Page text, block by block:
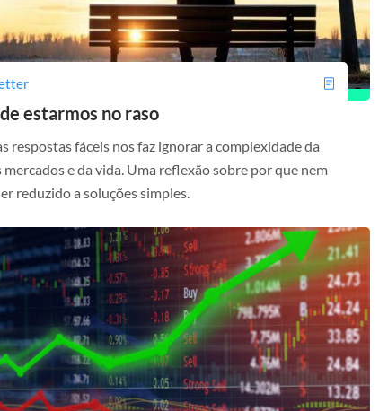
estarmos no raso
respostas fáceis nos faz ignorar a complexidade da
e da vida. Uma reflexão sobre por que nem
reduzido a soluções simples.